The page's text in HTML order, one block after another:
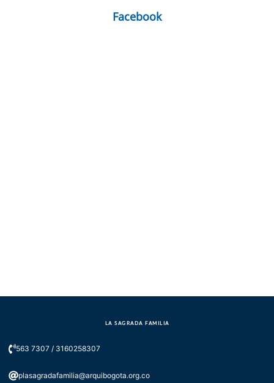
Facebook
LA SAGRADA FAMILIA
563 7307 / 3160258307
plasagradafamilia@arquibogota.org.co